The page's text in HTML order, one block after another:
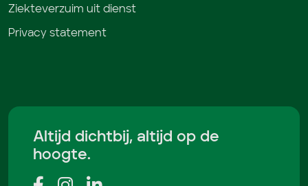
Ziekteverzuim uit dienst
Privacy statement
Altijd dichtbij, altijd op de
hoogte.